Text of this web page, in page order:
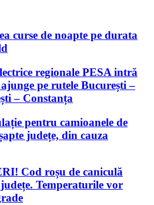
curse de noapte pe durata
regionale PESA intră
pe rutele București –
– Constanța
pentru camioanele de
județe, din cauza
Cod roșu de caniculă
Temperaturile vor